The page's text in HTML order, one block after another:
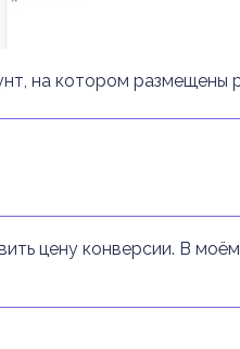
на котором
цену конверсии. В